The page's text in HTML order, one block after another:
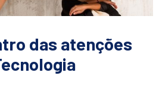
das atenções